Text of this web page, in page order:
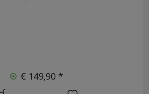
€ 149,90 *